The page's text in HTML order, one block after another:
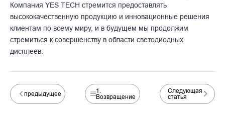
Компания YES TECH стремится предоставлять
высококачественную продукцию и инновационные решения
клиентам по всему миру, и в будущем мы продолжим
стремиться к совершенству в области светодиодных
дисплеев.
предыдущее
1.
Возвращение
Следующая
статья